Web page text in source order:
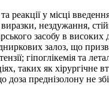
реакції у місці
нездужання,
засобу в високих
залоз, що
гіпоглікемія та
таких як хірургічне
доза преднізолону не